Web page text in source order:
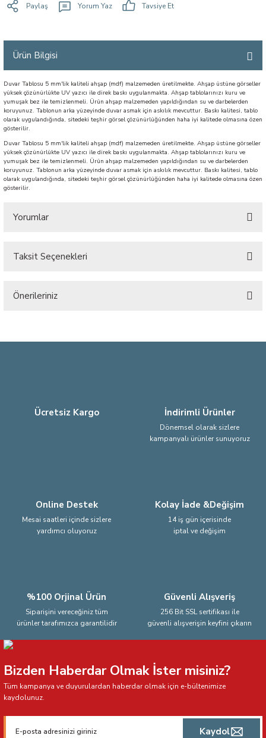
Paylaş Yorum Yaz Tavsiye Et
Ürün Bilgisi
Duvar Tablosu 5 mm'lik kaliteli ahşap (mdf) malzemeden üretilmekte. Ahşap üstüne görseller
yüksek çözünürlükte UV yazıcı ile direk baskı uygulanmakta. Ahşap tablolarınızı kuru ve
yumuşak bez ile temizlenmeli. Ürün ahşap malzemeden yapıldığından su ve darbelerden
koruyunuz. Tablonun arka yüzeyinde duvar asmak için askılık mevcuttur. Baskı kalitesi, tablo
olarak uygulandığında, sitedeki teşhir görsel çözünürlüğünden haha iyi kalitede olmasına özen
gösterilir.
Duvar Tablosu 5 mm'lik kaliteli ahşap (mdf) malzemeden üretilmekte. Ahşap üstüne görseller
yüksek çözünürlükte UV yazıcı ile direk baskı uygulanmakta. Ahşap tablolarınızı kuru ve
yumuşak bez ile temizlenmeli. Ürün ahşap malzemeden yapıldığından su ve darbelerden
koruyunuz. Tablonun arka yüzeyinde duvar asmak için askılık mevcuttur. Baskı kalitesi, tablo
olarak uygulandığında, sitedeki teşhir görsel çözünürlüğünden haha iyi kalitede olmasına özen
gösterilir.
Yorumlar
Taksit Seçenekleri
Önerileriniz
Ürün açıklamasında eksik bilgiler bulunuyor.
Ücretsiz Kargo İndirimli Ürünler
Dönemsel olarak sizlere
kampanyalı ürünler sunuyoruz
Online Destek
Mesai saatleri içinde sizlere
yardımcı oluyoruz
Kolay İade &Değişim
14 iş gün içerisinde
iptal ve değişim
%100 Orjinal Ürün
Siparişini vereceğiniz tüm
ürünler tarafımızca garantilidir
Güvenli Alışveriş
256 Bit SSL sertifikası ile
güvenli alışverişin keyfini çıkarın
Bizden Haberdar Olmak İster misiniz?
Tüm kampanya ve duyurulardan haberdar olmak için e-bültenimize
kaydolunuz.
Kaydol